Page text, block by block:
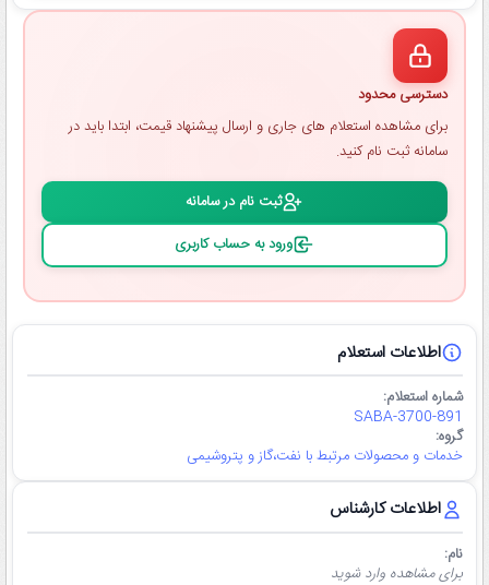
اطلاعات استعلام
شماره استعلام:
SABA-3700-891
گروه:
خدمات و محصولات مرتبط با نفت،گاز و پتروشیمی
اطلاعات کارشناس
نام:
برای مشاهده وارد شوید
دسترسی محدود
برای مشاهده استعلام ‌های جاری و ارسال پیشنهاد قیمت، ابتدا باید در
سامانه ثبت ‌نام کنید.
ثبت ‌نام در سامانه
ورود به حساب کاربری